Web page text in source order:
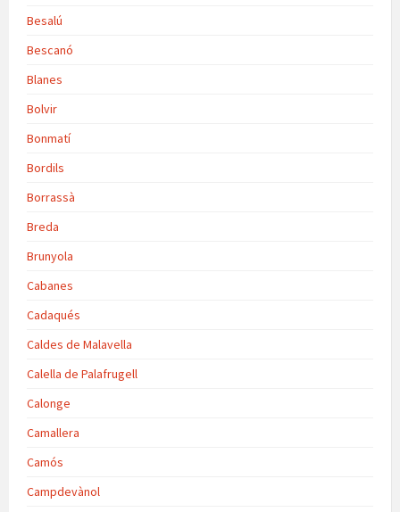
Besalú
Bescanó
Blanes
Bolvir
Bonmatí
Bordils
Borrassà
Breda
Brunyola
Cabanes
Cadaqués
Caldes de Malavella
Calella de Palafrugell
Calonge
Camallera
Camós
Campdevànol